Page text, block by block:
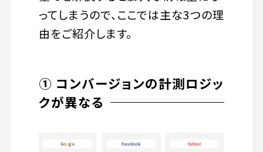
ってしまうので、ここでは主な3つの理
由をご紹介します。
① コンバージョンの計測ロジッ
クが異なる